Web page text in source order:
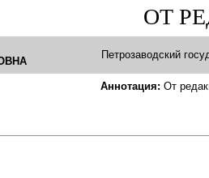
ОТ
Петрозаводский
Аннотация: От